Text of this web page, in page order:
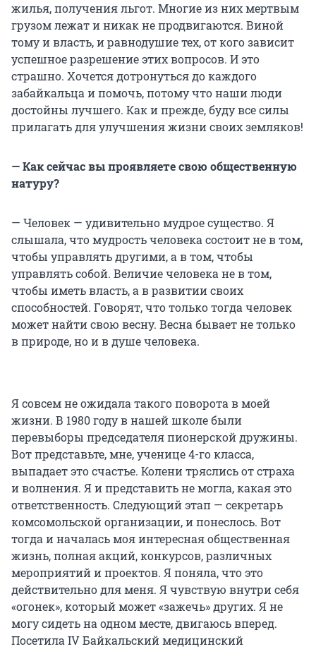
жилья, получения льгот. Многие из них мертвым
грузом лежат и никак не продвигаются. Виной
тому и власть, и равнодушие тех, от кого зависит
успешное разрешение этих вопросов. И это
страшно. Хочется дотронуться до каждого
забайкальца и помочь, потому что наши люди
достойны лучшего. Как и прежде, буду все силы
прилагать для улучшения жизни своих земляков!
— Как сейчас вы проявляете свою общественную
натуру?
— Человек — удивительно мудрое существо. Я
слышала, что мудрость человека состоит не в том,
чтобы управлять другими, а в том, чтобы
управлять собой. Величие человека не в том,
чтобы иметь власть, а в развитии своих
способностей. Говорят, что только тогда человек
может найти свою весну. Весна бывает не только
в природе, но и в душе человека.
Я совсем не ожидала такого поворота в моей
жизни. В 1980 году в нашей школе были
перевыборы председателя пионерской дружины.
Вот представьте, мне, ученице 4-го класса,
выпадает это счастье. Колени тряслись от страха
и волнения. Я и представить не могла, какая это
ответственность. Следующий этап — секретарь
комсомольской организации, и понеслось. Вот
тогда и началась моя интересная общественная
жизнь, полная акций, конкурсов, различных
мероприятий и проектов. Я поняла, что это
действительно для меня. Я чувствую внутри себя
«огонек», который может «зажечь» других. Я не
могу сидеть на одном месте, двигаюсь вперед.
Посетила IV Байкальский медицинский